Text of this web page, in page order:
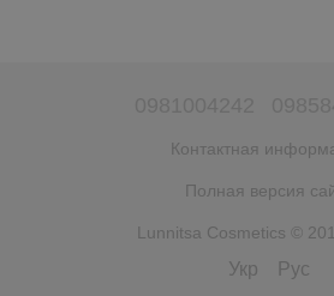
Контактная
Полная версия
Lunnitsa Cosmetics ©
Укр Рус